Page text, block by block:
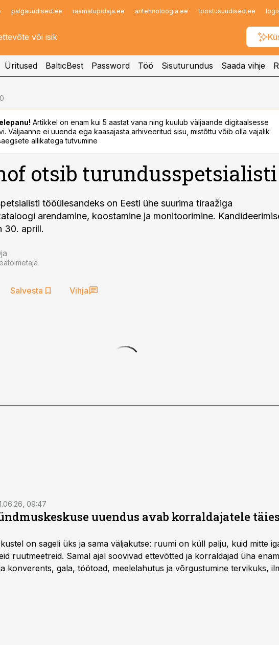
palgauudised.ee raamatupidaja.ee aritehnoloogia.ee toostusuudised.ee
Infopank
Üritused BalticBest Password Töö Sisuturundus Saada vihje
Artikkel on enam kui 5 aastat vana ning kuulub väljaande digitaalsesse
Väljaanne ei uuenda ega kaasajasta arhiveeritud sisu, mistõttu võib olla vajalik
allikatega tutvumine
otsib turundusspetsialisti
tööülesandeks on Eesti ühe suurima tiraažiga
arendamine, koostamine ja monitoorimine.
30. aprill.
Salvesta Vihja
09:47
uuendus avab korraldajatele
on sageli üks ja sama väljakutse: ruumi on küll palju, kuid mitte
ruutmeetreid. Samal ajal soovivad ettevõtted ja korraldajad üha
konverents, gala, töötoad, meelelahutus ja võrgustumine tervikuks,